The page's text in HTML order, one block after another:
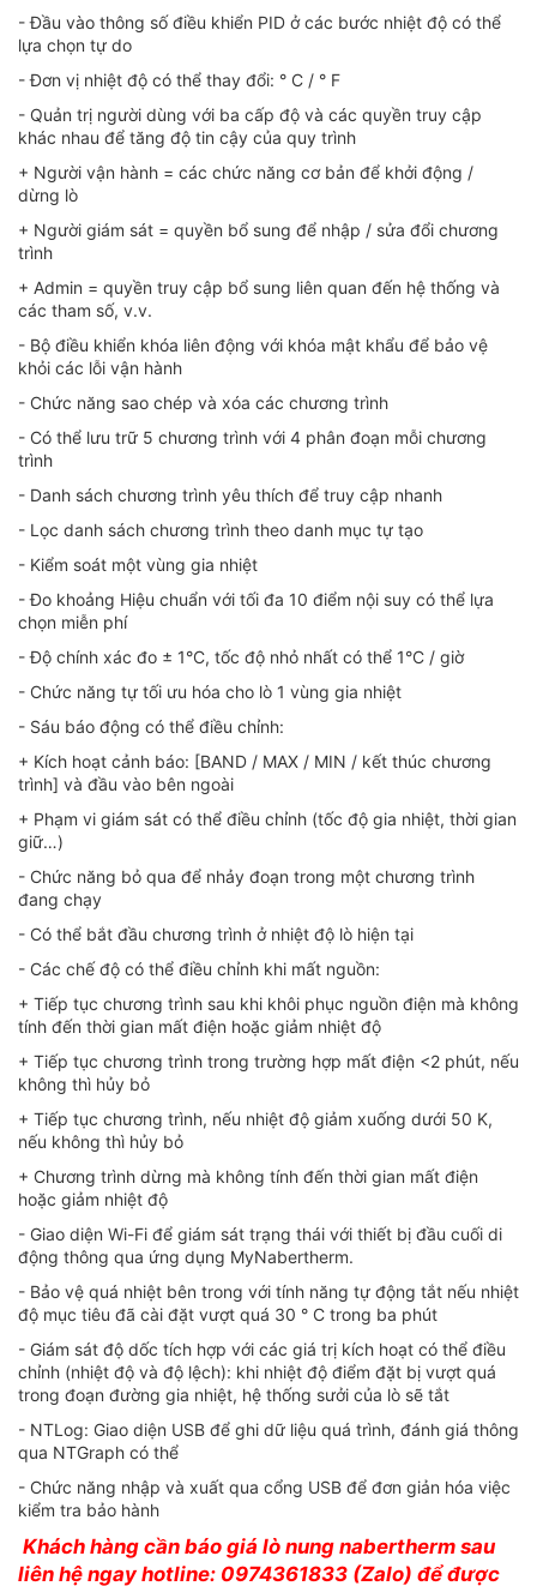
- Đầu vào thông số điều khiển PID ở các bước nhiệt độ có thể
lựa chọn tự do
- Đơn vị nhiệt độ có thể thay đổi: ° C / ° F
- Quản trị người dùng với ba cấp độ và các quyền truy cập
khác nhau để tăng độ tin cậy của quy trình
+ Người vận hành = các chức năng cơ bản để khởi động /
dừng lò
+ Người giám sát = quyền bổ sung để nhập / sửa đổi chương
trình
+ Admin = quyền truy cập bổ sung liên quan đến hệ thống và
các tham số, v.v.
- Bộ điều khiển khóa liên động với khóa mật khẩu để bảo vệ
khỏi các lỗi vận hành
- Chức năng sao chép và xóa các chương trình
- Có thể lưu trữ 5 chương trình với 4 phân đoạn mỗi chương
trình
- Danh sách chương trình yêu thích để truy cập nhanh
- Lọc danh sách chương trình theo danh mục tự tạo
- Kiểm soát một vùng gia nhiệt
- Đo khoảng Hiệu chuẩn với tối đa 10 điểm nội suy có thể lựa
chọn miễn phí
- Độ chính xác đo ± 1°C, tốc độ nhỏ nhất có thể 1°C / giờ
- Chức năng tự tối ưu hóa cho lò 1 vùng gia nhiệt
- Sáu báo động có thể điều chỉnh:
+ Kích hoạt cảnh báo: [BAND / MAX / MIN / kết thúc chương
trình] và đầu vào bên ngoài
+ Phạm vi giám sát có thể điều chỉnh (tốc độ gia nhiệt, thời gian
giữ…)
- Chức năng bỏ qua để nhảy đoạn trong một chương trình
đang chạy
- Có thể bắt đầu chương trình ở nhiệt độ lò hiện tại
- Các chế độ có thể điều chỉnh khi mất nguồn:
+ Tiếp tục chương trình sau khi khôi phục nguồn điện mà không
tính đến thời gian mất điện hoặc giảm nhiệt độ
+ Tiếp tục chương trình trong trường hợp mất điện <2 phút, nếu
không thì hủy bỏ
+ Tiếp tục chương trình, nếu nhiệt độ giảm xuống dưới 50 K,
nếu không thì hủy bỏ
+ Chương trình dừng mà không tính đến thời gian mất điện
hoặc giảm nhiệt độ
- Giao diện Wi-Fi để giám sát trạng thái với thiết bị đầu cuối di
động thông qua ứng dụng MyNabertherm.
- Bảo vệ quá nhiệt bên trong với tính năng tự động tắt nếu nhiệt
độ mục tiêu đã cài đặt vượt quá 30 ° C trong ba phút
- Giám sát độ dốc tích hợp với các giá trị kích hoạt có thể điều
chỉnh (nhiệt độ và độ lệch): khi nhiệt độ điểm đặt bị vượt quá
trong đoạn đường gia nhiệt, hệ thống sưởi của lò sẽ tắt
- NTLog: Giao diện USB để ghi dữ liệu quá trình, đánh giá thông
qua NTGraph có thể
- Chức năng nhập và xuất qua cổng USB để đơn giản hóa việc
kiểm tra bảo hành
Khách hàng cần báo giá lò nung nabertherm sau
liên hệ ngay hotline: 0974361833 (Zalo) để được